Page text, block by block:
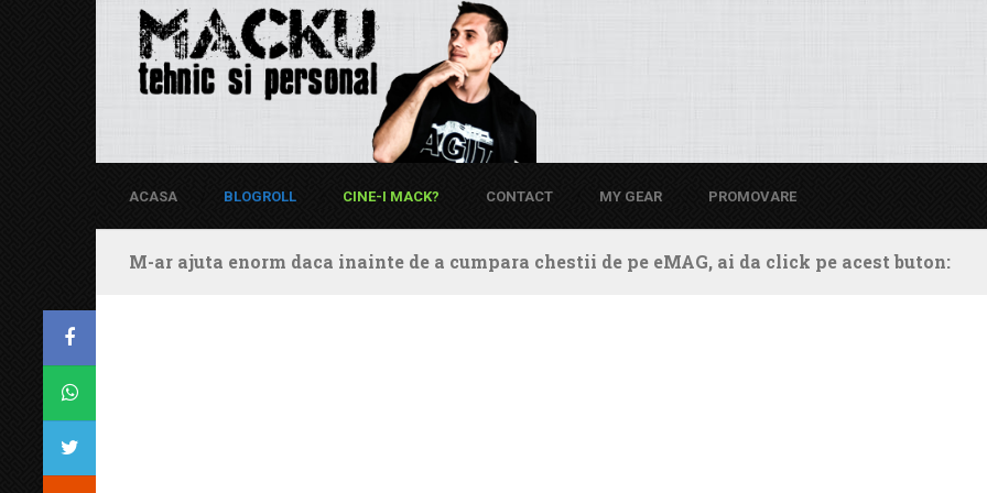
ACASA BLOGROLL CINE-I MACK? CONTACT MY GEAR PROMOVARE
M-ar ajuta enorm daca inainte de a cumpara chestii de pe eMAG, ai da click pe acest buton: